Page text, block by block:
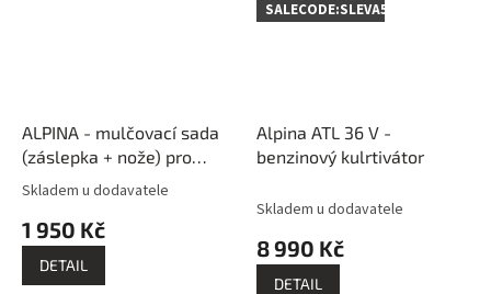
ALPINA - mulčovací sada
(záslepka + nože) pro
záběr 98 cm
Průměrné
produktu
Skladem u dodavatele
1 950 Kč
DETAIL
SALECODE:SLEVA5:5:%
Alpina ATL 36 V -
benzinový kulrtivátor
Skladem u dodavatele
8 990 Kč
DETAIL